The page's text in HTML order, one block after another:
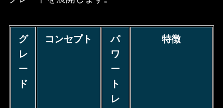
グ
レ
ー
ド
コンセプト
パ
ワ
ー
ト
レ
特徴